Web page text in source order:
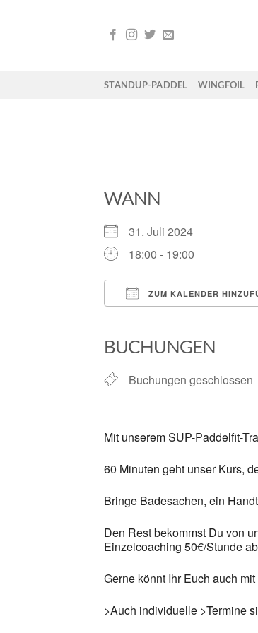
STANDUP-PADDEL WINGFOIL
WANN
31. Juli 2024
18:00 - 19:00
ZUM KALENDER
BUCHUNGEN
Buchungen geschlossen
Mit unserem SUP-Paddelfit-
60 Minuten geht unser Kurs,
Bringe Badesachen, ein
Den Rest bekommst Du von
Einzelcoaching 50€/Stunde
Gerne könnt Ihr Euch auch
>Auch individuelle >Termine